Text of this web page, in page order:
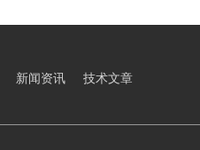
新闻资讯 技术文章